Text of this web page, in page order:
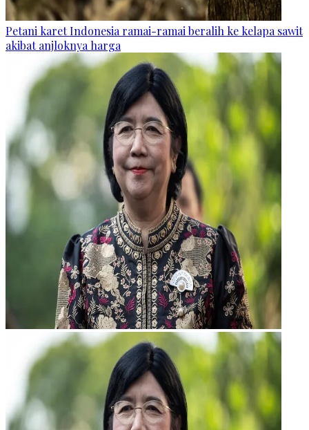
Petani karet Indonesia ramai-ramai beralih ke kelapa sawit
akibat anjloknya harga